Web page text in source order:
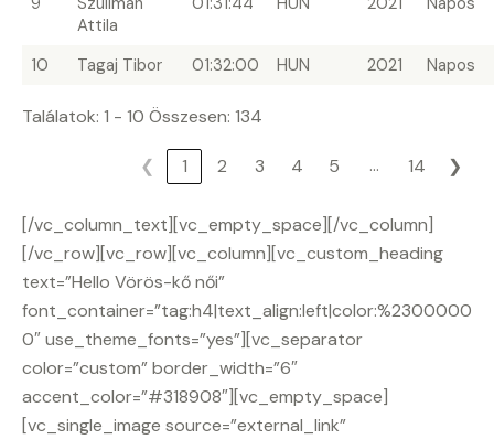
Attila
10 Tagaj Tibor 01:32:00 HUN 2021 Napos
Találatok: 1 - 10 Összesen: 134
❮ 1 2 3 4 5 … 14 ❯
[/vc_column_text][vc_empty_space][/vc_column]
[/vc_row][vc_row][vc_column][vc_custom_heading
text=”Hello Vörös-kő női”
font_container=”tag:h4|text_align:left|color:%2300000
0″ use_theme_fonts=”yes”][vc_separator
color=”custom” border_width=”6″
accent_color=”#318908″][vc_empty_space]
[vc_single_image source=”external_link”